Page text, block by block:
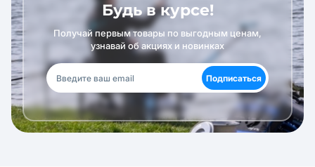
Будь в курсе!
Получай первым товары по выгодным ценам,
узнавай об акциях и новинках
Подписаться